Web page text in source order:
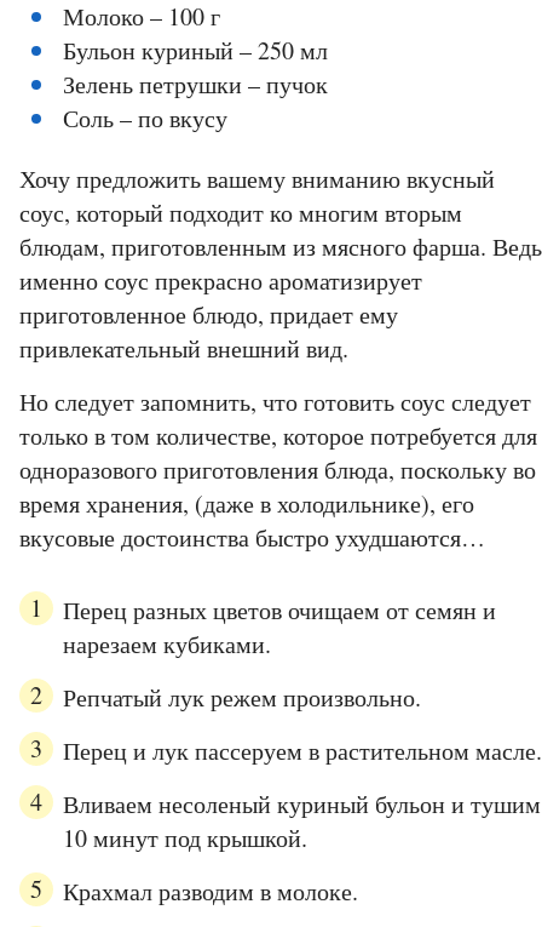
Молоко – 100 г
Бульон куриный – 250 мл
Зелень петрушки – пучок
Соль – по вкусу
Хочу предложить вашему вниманию вкусный
соус, который подходит ко многим вторым
блюдам, приготовленным из мясного фарша. Ведь
именно соус прекрасно ароматизирует
приготовленное блюдо, придает ему
привлекательный внешний вид.
Но следует запомнить, что готовить соус следует
только в том количестве, которое потребуется для
одноразового приготовления блюда, поскольку во
время хранения, (даже в холодильнике), его
вкусовые достоинства быстро ухудшаются…
Перец разных цветов очищаем от семян и
нарезаем кубиками.
Репчатый лук режем произвольно.
Перец и лук пассеруем в растительном масле.
Вливаем несоленый куриный бульон и тушим
10 минут под крышкой.
Крахмал разводим в молоке.